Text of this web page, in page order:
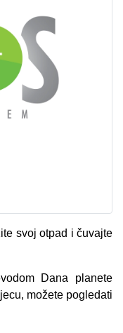
svoj otpad i čuvajte
Dana planete
možete pogledati